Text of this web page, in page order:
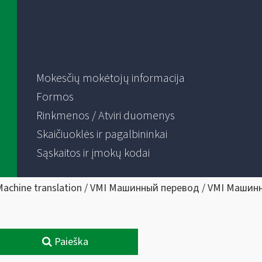
Mokesčių mokėtojų informacija
Formos
Rinkmenos / Atviri duomenys
Skaičiuoklės ir pagalbininkai
Sąskaitos ir įmokų kodai
translation / VMI Машинный перевод / VMI
Paieška